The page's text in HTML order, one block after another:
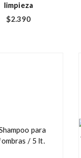
limpieza
$2.390